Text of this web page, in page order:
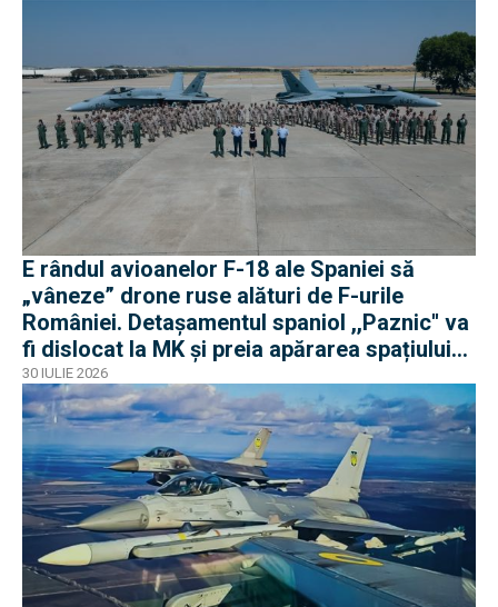
E rândul avioanelor F-18 ale Spaniei să
„vâneze” drone ruse alături de F-urile
României. Detașamentul spaniol ,,Paznic'' va
fi dislocat la MK și preia apărarea spațiului
aerian românesc
30 IULIE 2026